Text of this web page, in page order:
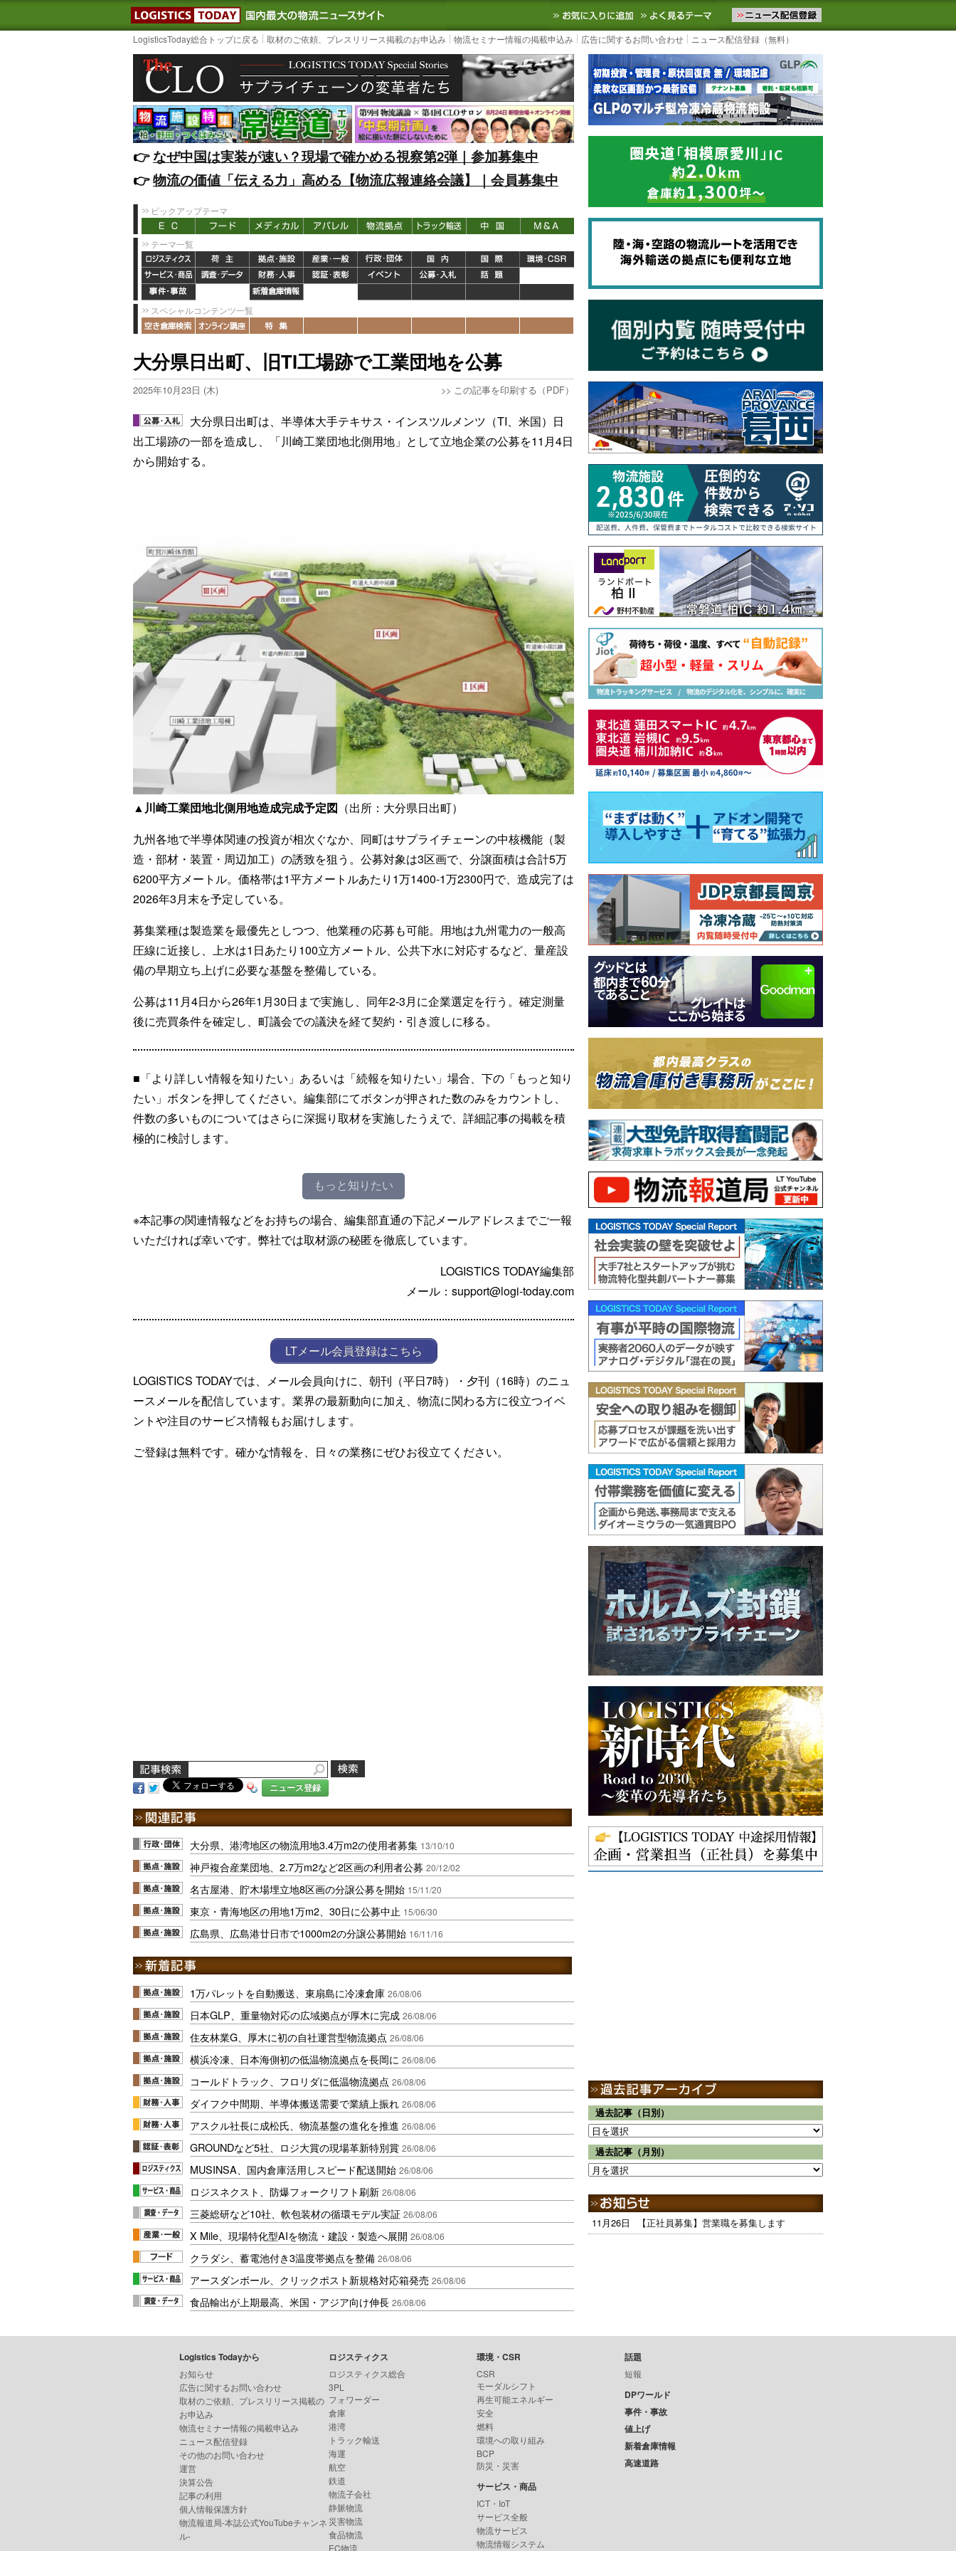
LOGISTICS TODAY｜国内最大の物流ニュースサイト3PL, SCMなど国内外の最新の物流ニュースをお届けします。物流ニュースメール配信を登録す
お気に入りに追加 よく見るテーマ
LogisticsToday総合トップに戻る 取材のご依頼、プレスリリース掲載のお申込み 物流セミナー情報の掲載申込み 広告に関するお問い合わせ ニュース配信登録（無料）
👉️なぜ中国は実装が速い？現場で確かめる視察第2弾｜参加募集中
👉️物流の価値「伝える力」高める【物流広報連絡会議】｜会員募集中
ピックアップテーマ
テーマ一覧
スペシャルコンテンツ一覧
大分県日出町、旧TI工場跡で工業団地を公募
2025年10月23日 (木) >> この記事を印刷する（PDF）
大分県日出町は、半導体大手テキサス・インスツルメンツ（TI、米国）日
出工場跡の一部を造成し、「川崎工業団地北側用地」として立地企業の公募を11月4日
から開始する。
▲川崎工業団地北側用地造成完成予定図 （出所：大分県日出町）
九州各地で半導体関連の投資が相次ぐなか、同町はサプライチェーンの中核機能（製
造・部材・装置・周辺加工）の誘致を狙う。公募対象は3区画で、分譲面積は合計5万
6200平方メートル。価格帯は1平方メートルあたり1万1400-1万2300円で、造成完了は
2026年3月末を予定している。
募集業種は製造業を最優先としつつ、他業種の応募も可能。用地は九州電力の一般高
圧線に近接し、上水は1日あたり100立方メートル、公共下水に対応するなど、量産設
備の早期立ち上げに必要な基盤を整備している。
公募は11月4日から26年1月30日まで実施し、同年2-3月に企業選定を行う。確定測量
後に売買条件を確定し、町議会での議決を経て契約・引き渡しに移る。
■「より詳しい情報を知りたい」あるいは「続報を知りたい」場合、下の「もっと知り
たい」ボタンを押してください。編集部にてボタンが押された数のみをカウントし、
件数の多いものについてはさらに深掘り取材を実施したうえで、詳細記事の掲載を積
極的に検討します。
もっと知りたい
※本記事の関連情報などをお持ちの場合、編集部直通の下記メールアドレスまでご一報
いただければ幸いです。弊社では取材源の秘匿を徹底しています。
LOGISTICS TODAY編集部
メール：support@logi-today.com
LTメール会員登録はこちら
LOGISTICS TODAYでは、メール会員向けに、朝刊（平日7時）・夕刊（16時）のニュ
ースメールを配信しています。業界の最新動向に加え、物流に関わる方に役立つイベ
ントや注目のサービス情報もお届けします。
ご登録は無料です。確かな情報を、日々の業務にぜひお役立てください。
ニュース登録
大分県、港湾地区の物流用地3.4万m2の使用者募集 13/10/10
神戸複合産業団地、2.7万m2など2区画の利用者公募 20/12/02
名古屋港、貯木場埋立地8区画の分譲公募を開始 15/11/20
東京・青海地区の用地1万m2、30日に公募中止 15/06/30
広島県、広島港廿日市で1000m2の分譲公募開始 16/11/16
1万パレットを自動搬送、東扇島に冷凍倉庫 26/08/06
日本GLP、重量物対応の広域拠点が厚木に完成 26/08/06
住友林業G、厚木に初の自社運営型物流拠点 26/08/06
横浜冷凍、日本海側初の低温物流拠点を長岡に 26/08/06
コールドトラック、フロリダに低温物流拠点 26/08/06
ダイフク中間期、半導体搬送需要で業績上振れ 26/08/06
アスクル社長に成松氏、物流基盤の進化を推進 26/08/06
GROUNDなど5社、ロジ大賞の現場革新特別賞 26/08/06
MUSINSA、国内倉庫活用しスピード配送開始 26/08/06
ロジスネクスト、防爆フォークリフト刷新 26/08/06
三菱総研など10社、軟包装材の循環モデル実証 26/08/06
X Mile、現場特化型AIを物流・建設・製造へ展開 26/08/06
クラダシ、蓄電池付き3温度帯拠点を整備 26/08/06
アースダンボール、クリックポスト新規格対応箱発売 26/08/06
食品輸出が上期最高、米国・アジア向け伸長 26/08/06
過去記事（日別）
過去記事（月別）
11月26日 【正社員募集】営業職を募集します
Logistics Todayから
お知らせ
広告に関するお問い合わせ
取材のご依頼、プレスリリース掲載の
お申込み
物流セミナー情報の掲載申込み
ニュース配信登録
その他のお問い合わせ
運営
決算公告
記事の利用
個人情報保護方針
物流報道局-本誌公式YouTubeチャンネ
ル-
ロジスティクス
ロジスティクス総合
3PL
フォワーダー
倉庫
港湾
トラック輸送
海運
航空
鉄道
物流子会社
静脈物流
災害物流
食品物流
EC物流
環境・CSR
CSR
モーダルシフト
再生可能エネルギー
安全
燃料
環境への取り組み
BCP
防災・災害
サービス・商品
ICT・IoT
サービス全般
物流サービス
物流情報システム
話題
短報
DPワールド
事件・事故
値上げ
新着倉庫情報
高速道路